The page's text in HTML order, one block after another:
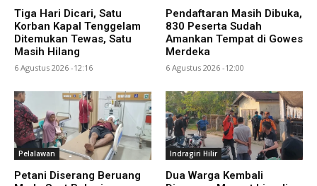
Tiga Hari Dicari, Satu
Korban Kapal Tenggelam
Ditemukan Tewas, Satu
Masih Hilang
6 Agustus 2026 -12:16
Pendaftaran Masih Dibuka,
830 Peserta Sudah
Amankan Tempat di Gowes
Merdeka
6 Agustus 2026 -12:00
Pelalawan
Petani Diserang Beruang
Indragiri Hilir
Dua Warga Kembali